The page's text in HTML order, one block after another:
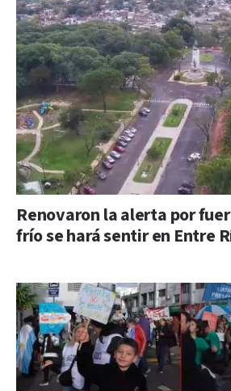
Renovaron la alerta por
frío se hará sentir en Entre